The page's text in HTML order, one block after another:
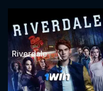
Riverdale